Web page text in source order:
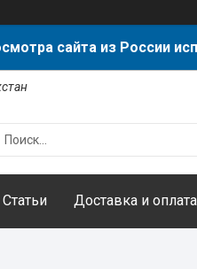
сайта из России
Статьи Доставка и оплата